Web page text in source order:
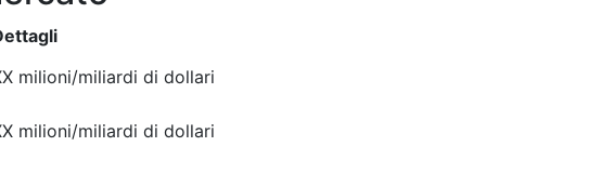
milioni/miliardi di dollari
milioni/miliardi di dollari